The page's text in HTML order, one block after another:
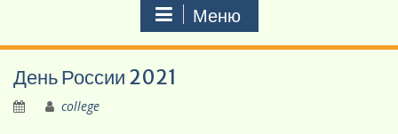
Меню
День России 2021
college